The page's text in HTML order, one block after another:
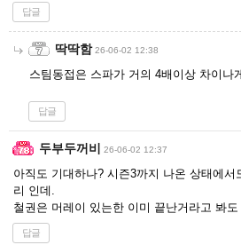
답글
딱딱함 26-06-02 12:38
스팀동접은 스파가 거의 4배이상 차이나
답글
두부두꺼비 26-06-02 12:37
아직도 기대하나? 시즌3까지 나온 상태에서
리 인데.
철권은 머레이 있는한 이미 끝난거라고 봐도
답글